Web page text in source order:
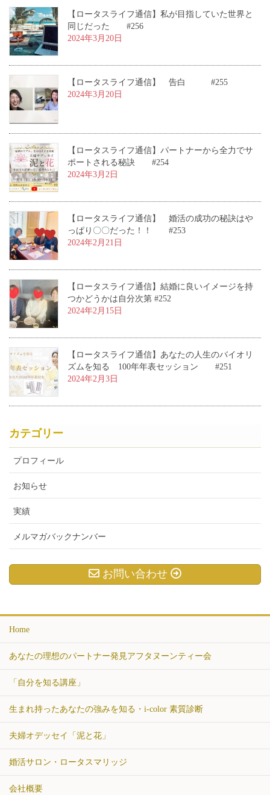
【ロータスライフ通信】私が目指していた世界と
同じだった #256
2024年3月20日
【ロータスライフ通信】 告白 #255
2024年3月20日
【ロータスライフ通信】パートナーから全力でサ
ポートされる秘訣 #254
2024年3月2日
【ロータスライフ通信】 婚活の成功の秘訣はや
っぱり〇〇だった！！ #253
2024年2月21日
【ロータスライフ通信】結婚に良いイメージを持
つかどうかは自分次第 #252
2024年2月15日
【ロータスライフ通信】あなたの人生のバイオリ
ズムを知る 100年年表セッション #251
2024年2月3日
カテゴリー
プロフィール
お知らせ
実績
メルマガバックナンバー
お問い合わせ
Home
あなたの理想のパートナー発見アフタヌーンティー会
「自分を知る講座」
生まれ持ったあなたの強みを知る・i-color 素質診断
夫婦オデッセイ「泥と花」
婚活サロン・ロータスマリッジ
会社概要